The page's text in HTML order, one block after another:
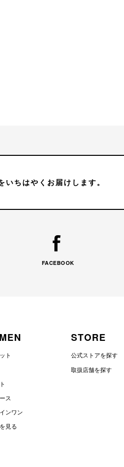
いちはやくお届けします。
FACEBOOK
ト
ス
ンワン
見る
STORE
公式ストアを探す
取扱店舗を探す